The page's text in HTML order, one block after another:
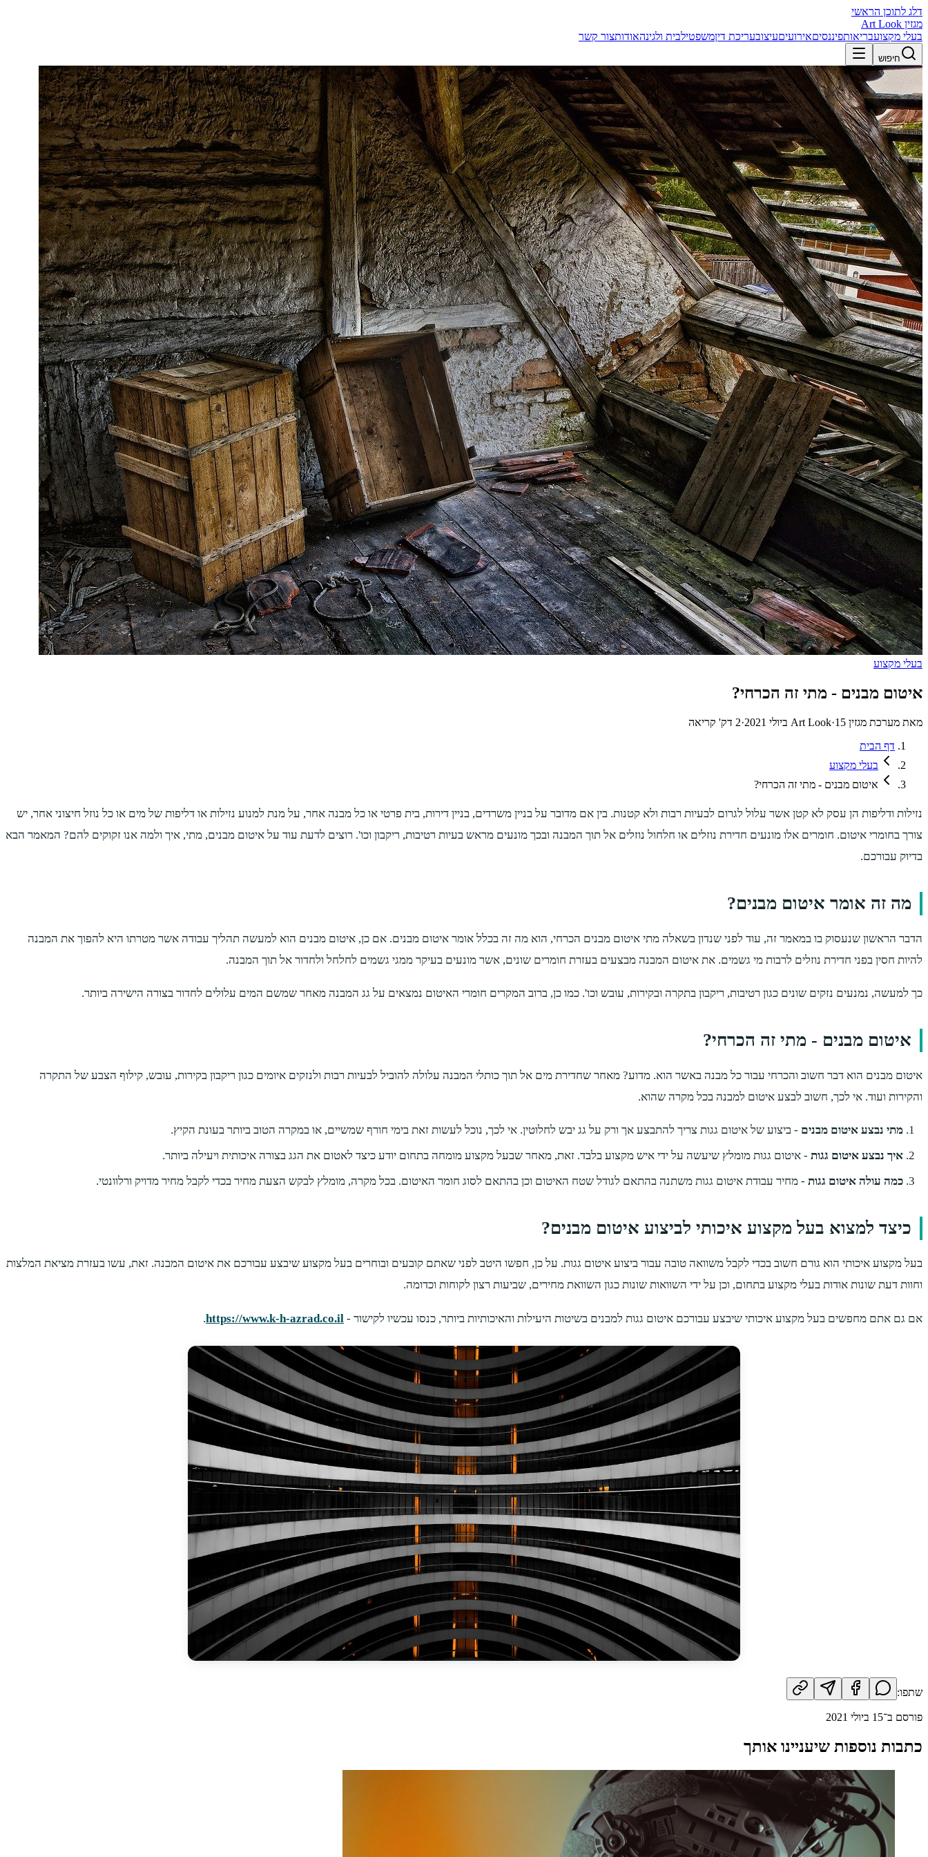
דלג לתוכן הראשי
מגזין Art Look
בעלי מקצועבריאותפיננסיםאירועיםעיצובעריכת דיןמשפטילבית ולגינהאודותצור קשר
חיפוש
בעלי מקצוע
איטום מבנים - מתי זה הכרחי?
מאת מערכת מגזין Art Look ·15 ביולי 2021 ·
2 דק' קריאה
דף הבית
בעלי מקצוע
איטום מבנים - מתי זה הכרחי?
נזילות ודליפות הן עסק לא קטן אשר עלול לגרום לבעיות רבות ולא קטנות. בין אם מדובר על בניין משרדים, בניין דירות, בית פרטי או כל מבנה אחר, על מנת למנוע נזילות או דליפות של מים או כל נוזל חיצוני אחר, יש
צורך בחומרי איטום. חומרים אלו מונעים חדירת נוזלים או חלחול נוזלים אל תוך המבנה ובכך מונעים מראש בעיות רטיבות, ריקבון וכו'. רוצים לדעת עוד על איטום מבנים, מתי, איך ולמה אנו זקוקים להם? המאמר הבא
בדיוק עבורכם.
מה זה אומר איטום מבנים?
הדבר הראשון שנעסוק בו במאמר זה, עוד לפני שנדון בשאלה מתי איטום מבנים הכרחי, הוא מה זה בכלל אומר איטום מבנים. אם כן, איטום מבנים הוא למעשה תהליך עבודה אשר מטרתו היא להפוך את המבנה
להיות חסין בפני חדירת נוזלים לרבות מי גשמים. את איטום המבנה מבצעים בעזרת חומרים שונים, אשר מונעים בעיקר ממגי גשמים לחלחל ולחדור אל תוך המבנה.
כך למעשה, נמנעים נזקים שונים כגון רטיבות, ריקבון בתקרה ובקירות, עובש וכו'. כמו כן, ברוב המקרים חומרי האיטום נמצאים על גג המבנה מאחר שמשם המים עלולים לחדור בצורה הישירה ביותר.
איטום מבנים - מתי זה הכרחי?
איטום מבנים הוא דבר חשוב והכרחי עבור כל מבנה באשר הוא. מדוע? מאחר שחדירת מים אל תוך כותלי המבנה עלולה להוביל לבעיות רבות ולנזקים איומים כגון ריקבון בקירות, עובש, קילוף הצבע של התקרה
והקירות ועוד. אי לכך, חשוב לבצע איטום למבנה בכל מקרה שהוא.
מתי נבצע איטום מבנים - ביצוע של איטום גגות צריך להתבצע אך ורק על גג יבש לחלוטין. אי לכך, נוכל לעשות זאת בימי חורף שמשיים, או במקרה הטוב ביותר בעונת הקיץ.
איך נבצע איטום גגות- איטום גגות מומלץ שיעשה על ידי איש מקצוע בלבד. זאת, מאחר שבעל מקצוע מומחה בתחום יודע כיצד לאטום את הגג בצורה איכותית ויעילה ביותר.
כמה עולה איטום גגות- מחיר עבודת איטום גגות משתנה בהתאם לגודל שטח האיטום וכן בהתאם לסוג חומר האיטום. בכל מקרה, מומלץ לבקש הצעת מחיר בכדי לקבל מחיר מדויק ורלוונטי.
כיצד למצוא בעל מקצוע איכותי לביצוע איטום מבנים?
בעל מקצוע איכותי הוא גורם חשוב בכדי לקבל משוואה טובה עבור ביצוע איטום גגות. על כן, חפשו היטב לפני שאתם קובעים ובוחרים בעל מקצוע שיבצע עבורכם את איטום המבנה. זאת, עשו בעזרת מציאת המלצות
וחוות דעת שונות אודות בעלי מקצוע בתחום, וכן על ידי השוואות שונות כגון השוואת מחירים, שביעות רצון לקוחות וכדומה.
אם גם אתם מחפשים בעל מקצוע איכותי שיבצע עבורכם איטום גגות למבנים בשיטות היעילות והאיכותיות ביותר, כנסו עכשיו לקישור - https://www.k-h-azrad.co.il
.
שתפו:
פורסם ב־15 ביולי 2021
כתבות נוספות שיעניינו אותך